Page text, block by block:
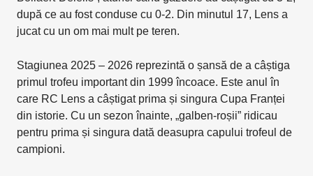
după ce au fost conduse cu 0-2. Din minutul 17, Lens a
jucat cu un om mai mult pe teren.
Stagiunea 2025 – 2026 reprezintă o șansă de a câștiga
primul trofeu important din 1999 încoace. Este anul în
care RC Lens a câștigat prima și singura Cupa Franței
din istorie. Cu un sezon înainte, „galben-roșii” ridicau
pentru prima și singura dată deasupra capului trofeul de
campioni.